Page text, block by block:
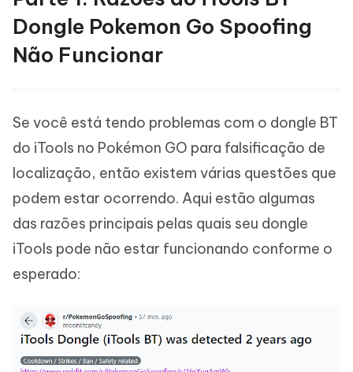
Dongle Pokemon Go Spoofing
Não Funcionar
Se você está tendo problemas com o dongle BT
do iTools no Pokémon GO para falsificação de
localização, então existem várias questões que
podem estar ocorrendo. Aqui estão algumas
das razões principais pelas quais seu dongle
iTools pode não estar funcionando conforme o
esperado: